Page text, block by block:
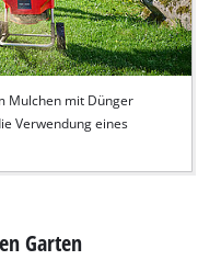
Mulchen mit Dünger
Verwendung eines
Garten